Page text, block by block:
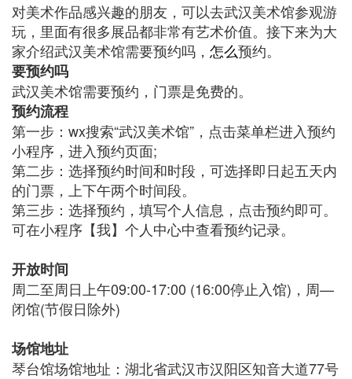
对美术作品感兴趣的朋友，可以去武汉美术馆参观游
玩，里面有很多展品都非常有艺术价值。接下来为大
家介绍武汉美术馆需要预约吗， 怎么预约。
要预约吗
武汉美术馆需要预约，门票是免费的。
预约流程
第一步：wx搜索“武汉美术馆”，点击菜单栏进入预约
小程序，进入预约页面;
第二步：选择预约时间和时段，可选择即日起五天内
的门票，上下午两个时间段。
第三步：选择预约，填写个人信息，点击预约即可。
可在小程序【我】个人中心中查看预约记录。
开放时间
周二至周日上午09:00-17:00 (16:00停止入馆)，周—
闭馆(节假日除外)
场馆地址
琴台馆场馆地址：湖北省武汉市汉阳区知音大道77号